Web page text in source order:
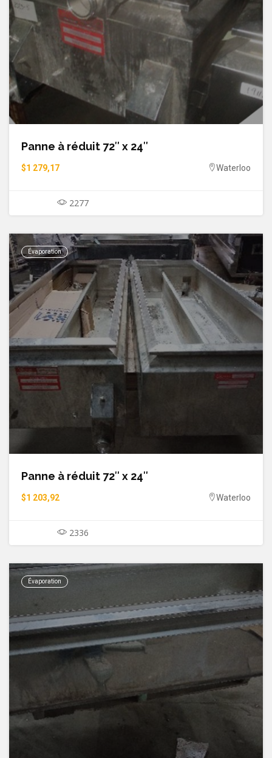
Panne à réduit 72″ x 24″
$1 279,17 Waterloo
2277
Évaporation
Panne à réduit 72″ x 24″
$1 203,92 Waterloo
2336
Évaporation